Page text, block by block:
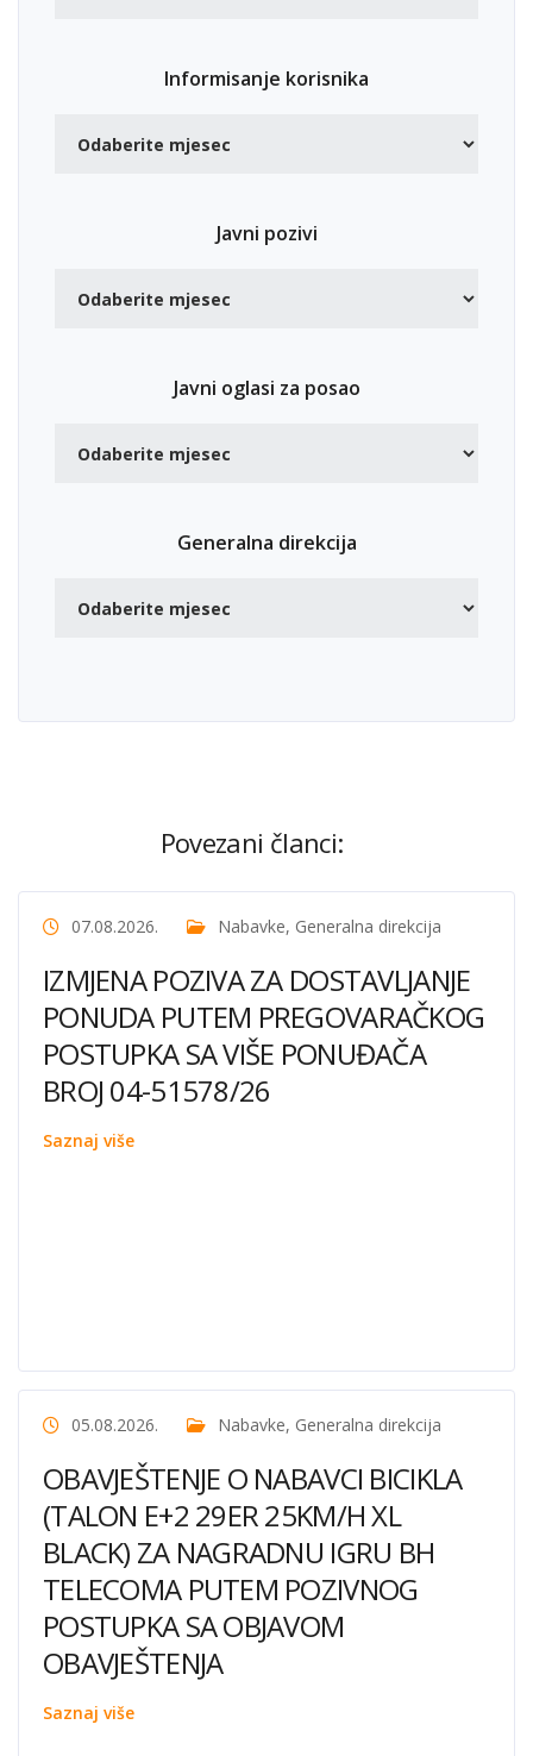
Informisanje korisnika
Javni pozivi
Javni oglasi za posao
Generalna direkcija
Povezani članci:
07.08.2026. Nabavke, Generalna direkcija
IZMJENA POZIVA ZA DOSTAVLJANJE
PONUDA PUTEM PREGOVARAČKOG
POSTUPKA SA VIŠE PONUĐAČA
BROJ 04-51578/26
Saznaj više
05.08.2026. Nabavke, Generalna direkcija
OBAVJEŠTENJE O NABAVCI BICIKLA
(TALON E+2 29ER 25KM/H XL
BLACK) ZA NAGRADNU IGRU BH
TELECOMA PUTEM POZIVNOG
POSTUPKA SA OBJAVOM
OBAVJEŠTENJA
Saznaj više